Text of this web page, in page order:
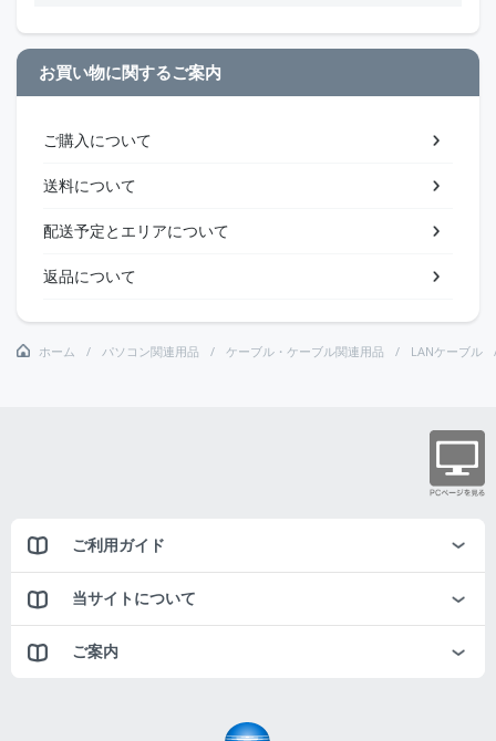
お買い物に関するご案内
ご購入について
送料について
配送予定とエリアについて
返品について
ホーム パソコン関連用品 ケーブル・ケーブル関連用品 LANケーブル
ご利用ガイド
当サイトについて
ご案内